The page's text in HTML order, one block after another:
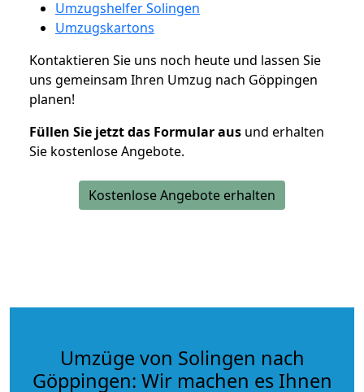
Umzugshelfer Solingen
Umzugskartons
Kontaktieren Sie uns noch heute und lassen Sie
uns gemeinsam Ihren Umzug nach Göppingen
planen!
Füllen Sie jetzt das Formular aus und erhalten
Sie kostenlose Angebote.
Kostenlose Angebote erhalten
Umzüge von Solingen nach
Göppingen: Wir machen es Ihnen